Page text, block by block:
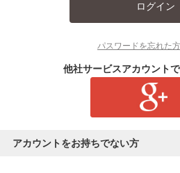
ログイン
パスワードを忘れた
他社サービスアカウント
アカウントをお持ちでない方